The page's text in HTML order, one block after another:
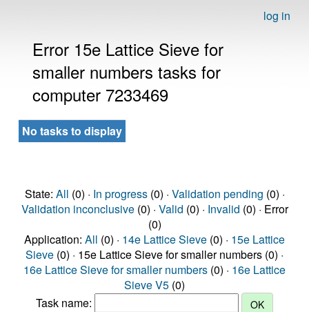
log in
Error 15e Lattice Sieve for
smaller numbers tasks for
computer 7233469
No tasks to display
State: All (0) · In progress(0) · Validation pending (0) ·
Validation inconclusive(0) · Valid (0) · Invalid (0) · Error
(0)
Application: All (0) · 14e Lattice Sieve (0) · 15e Lattice
Sieve (0) · 15e Lattice Sieve for smaller numbers (0) ·
16e Lattice Sieve for smaller numbers (0) · 16e Lattice
Sieve V5 (0)
Task name: